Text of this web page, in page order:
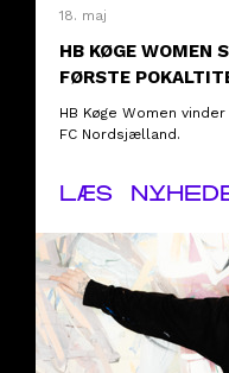
18. maj
HB KØGE WOMEN
FØRSTE
HB Køge Women
FC Nordsjælland.
LÆS